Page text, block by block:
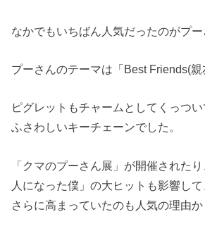
なかでもいちばん人気だったのがプー
プーさんのテーマは「Best Friends(親
ピグレットもチャームとしてくっつ
ふさわしいキーチェーンでした。
「クマのプーさん展」が開催された
人になった僕」の大ヒットも影響し
さらに高まっていたのも人気の理由か